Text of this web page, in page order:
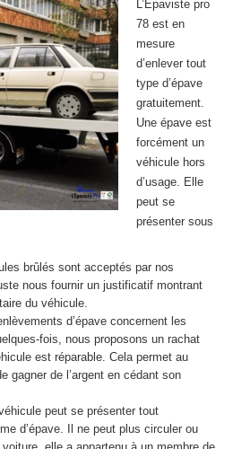
L’Épaviste pro
78 est en
mesure
d’enlever tout
type d’épave
gratuitement.
Une épave est
forcément un
véhicule hors
d’usage. Elle
peut se
présenter sous
brûlés sont acceptés par nos
nous fournir un justificatif montrant
du véhicule.
d’épave concernent les
fois, nous proposons un rachat
est réparable. Cela permet au
gagner de l’argent en cédant son
peut se présenter tout
d’épave. Il ne peut plus circuler ou